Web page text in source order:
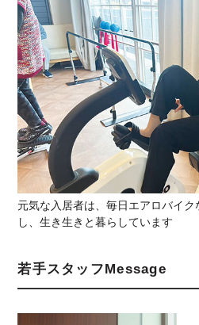
元気な入居者は、毎日エアロバイ
し、生き生きと暮らしています
若手スタッフMessage